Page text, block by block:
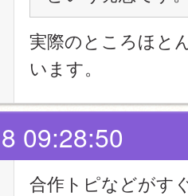
実際のところほと
います。
09:28:50
合作トピなどがす